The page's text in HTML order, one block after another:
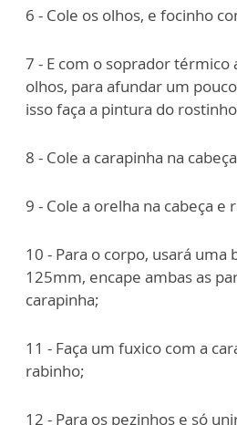
6 - Cole os olhos, e focinho
7 - E com o soprador térmico
olhos, para afundar um
isso faça a pintura do
8 - Cole a carapinha na
9 - Cole a orelha na cabeça e
10 - Para o corpo, usará uma
125mm, encape ambas as
carapinha;
11 - Faça um fuxico com a
rabinho;
12 - Para os pezinhos e só